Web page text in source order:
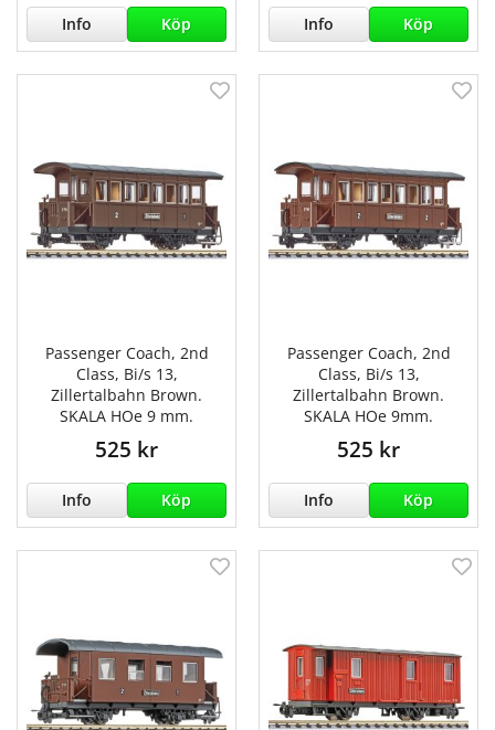
Info Köp Info Köp
Passenger Coach, 2nd
Class, Bi/s 13,
Zillertalbahn Brown.
SKALA HOe 9 mm.
525 kr
Info Köp
Passenger Coach, 2nd
Class, Bi/s 13,
Zillertalbahn Brown.
SKALA HOe 9mm.
525 kr
Info Köp